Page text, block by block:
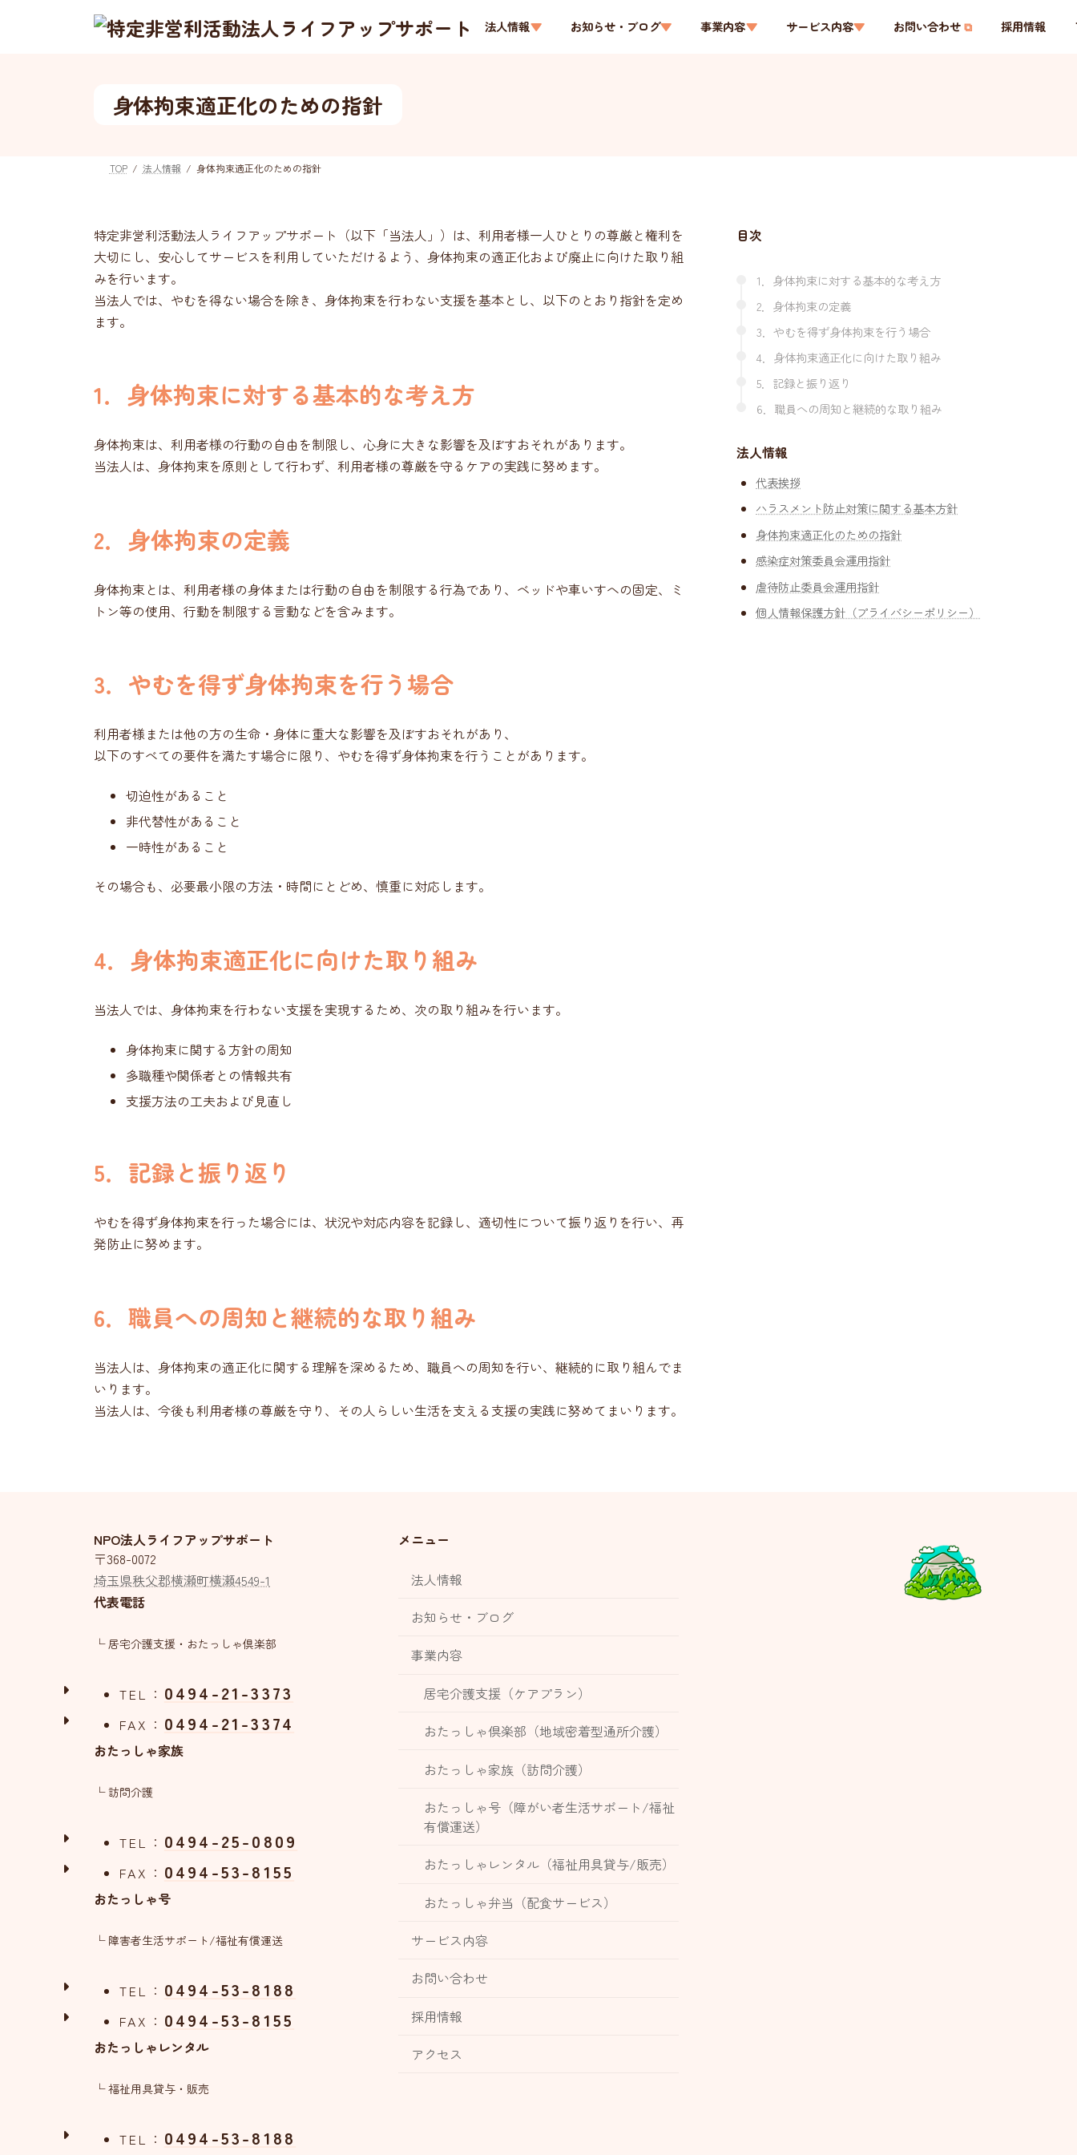
法人情報 お知らせ・ブログ 事業内容 サービス内容 お問い合わせ 採用情報
身体拘束適正化のための指針
TOP 法人情報 身体拘束適正化のための指針
特定非営利活動法人ライフアップサポート（以下「当法人」）は、利用者様一人ひとりの尊厳と権利を
大切にし、安心してサービスを利用していただけるよう、身体拘束の適正化および廃止に向けた取り組
みを行います。
当法人では、やむを得ない場合を除き、身体拘束を行わない支援を基本とし、以下のとおり指針を定め
ます。
1．身体拘束に対する基本的な考え方
身体拘束は、利用者様の行動の自由を制限し、心身に大きな影響を及ぼすおそれがあります。
当法人は、身体拘束を原則として行わず、利用者様の尊厳を守るケアの実践に努めます。
2．身体拘束の定義
身体拘束とは、利用者様の身体または行動の自由を制限する行為であり、ベッドや車いすへの固定、ミ
トン等の使用、行動を制限する言動などを含みます。
3．やむを得ず身体拘束を行う場合
利用者様または他の方の生命・身体に重大な影響を及ぼすおそれがあり、
以下のすべての要件を満たす場合に限り、やむを得ず身体拘束を行うことがあります。
切迫性があること
非代替性があること
一時性があること
その場合も、必要最小限の方法・時間にとどめ、慎重に対応します。
4．身体拘束適正化に向けた取り組み
当法人では、身体拘束を行わない支援を実現するため、次の取り組みを行います。
身体拘束に関する方針の周知
多職種や関係者との情報共有
支援方法の工夫および見直し
5．記録と振り返り
やむを得ず身体拘束を行った場合には、状況や対応内容を記録し、適切性について振り返りを行い、再
発防止に努めます。
6．職員への周知と継続的な取り組み
当法人は、身体拘束の適正化に関する理解を深めるため、職員への周知を行い、継続的に取り組んでま
いります。
当法人は、今後も利用者様の尊厳を守り、その人らしい生活を支える支援の実践に努めてまいります。
目次
1．身体拘束に対する基本的な考え方
2．身体拘束の定義
3．やむを得ず身体拘束を行う場合
4．身体拘束適正化に向けた取り組み
5．記録と振り返り
6．職員への周知と継続的な取り組み
法人情報
代表挨拶
ハラスメント防止対策に関する基本方針
身体拘束適正化のための指針
感染症対策委員会運用指針
虐待防止委員会運用指針
個人情報保護方針（プライバシーポリシー）
NPO法人ライフアップサポート
〒368-0072
埼玉県秩父郡横瀬町横瀬4549-1
代表電話
└ 居宅介護支援・おたっしゃ倶楽部
TEL： 0494-21-3373
FAX： 0494-21-3374
おたっしゃ家族
└ 訪問介護
TEL： 0494-25-0809
FAX： 0494-53-8155
おたっしゃ号
└ 障害者生活サポート/福祉有償運送
TEL： 0494-53-8188
FAX： 0494-53-8155
おたっしゃレンタル
└ 福祉用具貸与・販売
TEL： 0494-53-8188
メニュー
法人情報
お知らせ・ブログ
事業内容
居宅介護支援（ケアプラン）
おたっしゃ倶楽部（地域密着型通所介護）
おたっしゃ家族（訪問介護）
おたっしゃ号（障がい者生活サポート/福祉
有償運送）
おたっしゃレンタル（福祉用具貸与/販売）
おたっしゃ弁当（配食サービス）
サービス内容
お問い合わせ
採用情報
アクセス